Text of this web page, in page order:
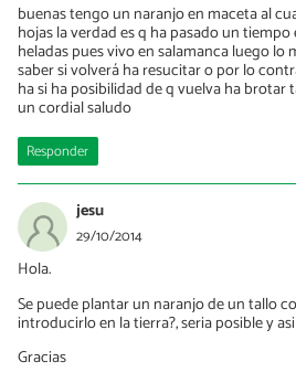
buenas tengo un naranjo en maceta al
hojas la verdad es q ha pasado un
heladas pues vivo en salamanca luego lo
saber si volverá ha resucitar o por lo
ha si ha posibilidad de q vuelva ha brotar
un cordial saludo
Responder
jesu
29/10/2014
Hola.
Se puede plantar un naranjo de un tallo
introducirlo en la tierra?, seria posible y
Gracias